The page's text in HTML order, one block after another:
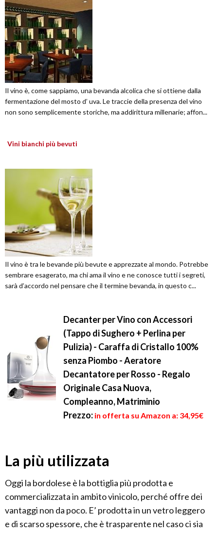
Il vino è, come sappiamo, una bevanda alcolica che si ottiene dalla
fermentazione del mosto d’ uva. Le traccie della presenza del vino
non sono semplicemente storiche, ma addirittura millenarie; affon...
Vini bianchi più bevuti
Il vino è tra le bevande più bevute e apprezzate al mondo. Potrebbe
sembrare esagerato, ma chi ama il vino e ne conosce tutti i segreti,
sarà d’accordo nel pensare che il termine bevanda, in questo c...
Decanter per Vino con Accessori
(Tappo di Sughero + Perlina per
Pulizia) - Caraffa di Cristallo 100%
senza Piombo - Aeratore
Decantatore per Rosso - Regalo
Originale Casa Nuova,
Compleanno, Matriminio
Prezzo: in offerta su Amazon a: 34,95€
La più utilizzata
Oggi la bordolese è la bottiglia più prodotta e
commercializzata in ambito vinicolo, perché offre dei
vantaggi non da poco. E’ prodotta in un vetro leggero
e di scarso spessore, che è trasparente nel caso ci sia